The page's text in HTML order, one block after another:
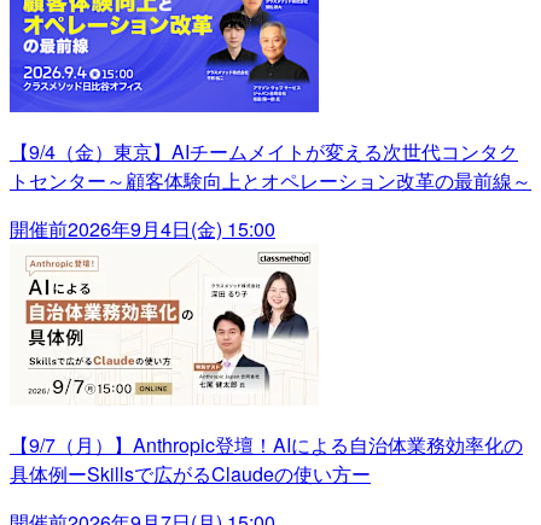
【9/4（金）東京】AIチームメイトが変える次世代コンタク
トセンター～顧客体験向上とオペレーション改革の最前線～
開催前2026年9月4日(金) 15:00
【9/7（月）】Anthropic登壇！AIによる自治体業務効率化の
具体例ーSkillsで広がるClaudeの使い方ー